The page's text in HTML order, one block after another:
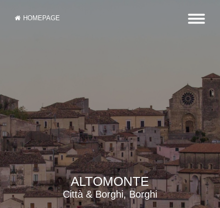
HOMEPAGE
ALTOMONTE
Città & Borghi, Borghi